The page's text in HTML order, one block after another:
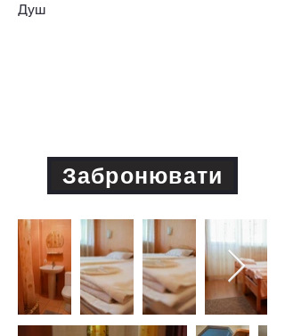
Душ
Забронювати